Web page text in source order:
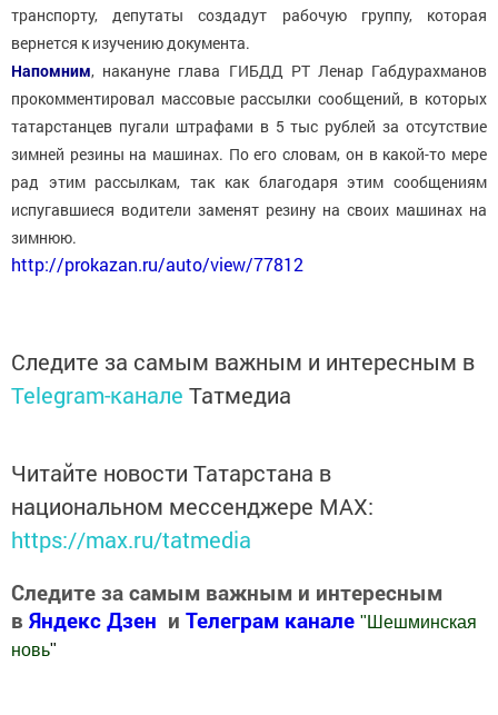
транспорту, депутаты создадут рабочую группу, которая
вернется к изучению документа.
Напомним, накануне глава ГИБДД РТ Ленар Габдурахманов
прокомментировал массовые рассылки сообщений, в которых
татарстанцев пугали штрафами в 5 тыс рублей за отсутствие
зимней резины на машинах. По его словам, он в какой-то мере
рад этим рассылкам, так как благодаря этим сообщениям
испугавшиеся водители заменят резину на своих машинах на
зимнюю.
http://prokazan.ru/auto/view/77812
Следите за самым важным и интересным в
Telegram-канале Татмедиа
Читайте новости Татарстана в
национальном мессенджере MАХ:
https://max.ru/tatmedia
Следите за самым важным и интересным
в Яндекс Дзен и Телеграм канале " Шешминская
новь"